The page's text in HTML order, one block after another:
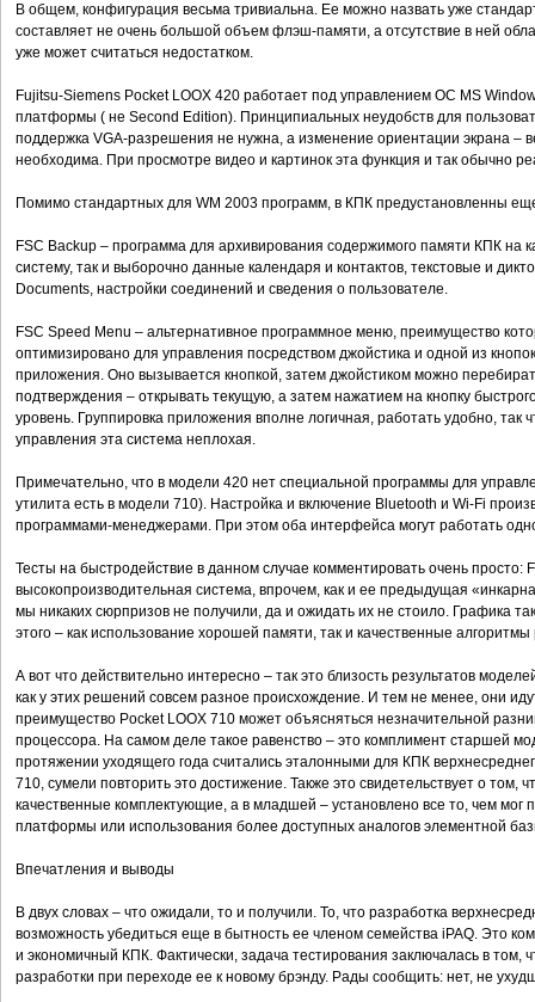
В общем, конфигурация весьма тривиальна. Ее можно назвать уже
составляет не очень большой объем флэш-памяти, а отсутствие в ней
уже может считаться недостатком.
Fujitsu-Siemens Pocket LOOX 420 работает под управлением ОС MS
платформы ( не Second Edition). Принципиальных неудобств для
поддержка VGA-разрешения не нужна, а изменение ориентации экрана –
необходима. При просмотре видео и картинок эта функция и так обычно
Помимо стандартных для WM 2003 программ, в КПК предустановленны
FSC Backup – программа для архивирования содержимого памяти КПК на
систему, так и выборочно данные календаря и контактов, текстовые и
Documents, настройки соединений и сведения о пользователе.
FSC Speed Menu – альтернативное программное меню, преимущество
оптимизировано для управления посредством джойстика и одной из
приложения. Оно вызывается кнопкой, затем джойстиком можно
подтверждения – открывать текущую, а затем нажатием на кнопку
уровень. Группировка приложения вполне логичная, работать удобно, так
управления эта система неплохая.
Примечательно, что в модели 420 нет специальной программы для
утилита есть в модели 710). Настройка и включение Bluetooth и Wi-Fi
программами-менеджерами. При этом оба интерфейса могут работать
Тесты на быстродействие в данном случае комментировать очень просто:
высокопроизводительная система, впрочем, как и ее предыдущая
мы никаких сюрпризов не получили, да и ожидать их не стоило. Графика
этого – как использование хорошей памяти, так и качественные
А вот что действительно интересно – так это близость результатов
как у этих решений совсем разное происхождение. И тем не менее, они
преимущество Pocket LOOX 710 может объясняться незначительной
процессора. На самом деле такое равенство – это комплимент старшей
протяжении уходящего года считались эталонными для КПК
710, сумели повторить это достижение. Также это свидетельствует о том,
качественные комплектующие, а в младшей – установлено все то, чем мог
платформы или использования более доступных аналогов элементной
Впечатления и выводы
В двух словах – что ожидали, то и получили. То, что разработка
возможность убедиться еще в бытность ее членом семейства iPAQ. Это
и экономичный КПК. Фактически, задача тестирования заключалась в том,
разработки при переходе ее к новому брэнду. Рады сообщить: нет, не